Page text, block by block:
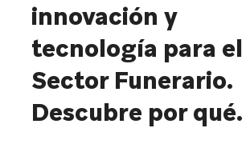
innovación y
tecnología para el
Sector Funerario.
Descubre por qué.